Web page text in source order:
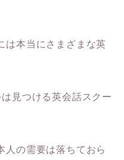
は本当にさまざまな英
見つける英会話スクー
人の需要は落ちておら